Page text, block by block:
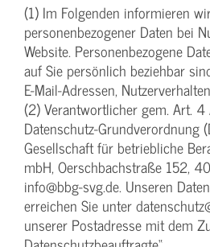
(1) Im Folgenden informieren
personenbezogener Daten bei
Website. Personenbezogene
auf Sie persönlich beziehbar
E-Mail-Adressen,
(2) Verantwortlicher gem. Art. 4
Datenschutz-Grundverordnung
Gesellschaft für betriebliche
mbH, Oerschbachstraße 152,
info@bbg-svg.de. Unseren
erreichen Sie unter
unserer Postadresse mit dem